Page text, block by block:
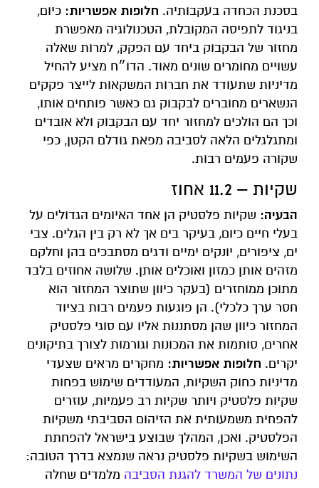
בסכנת הכחדה בעקבותיה. חלופות אפשריות: כיום,
בניגוד לתפיסה המקובלת, הטכנולוגיה מאפשרת
מחזור של הבקבוק ביחד עם הפקק, למרות שאלה
עשויים מחומרים שונים מאוד. הדו״ח מציע להחיל
מדיניות שתעודד את חברות המשקאות לייצר פקקים
הנשארים מחוברים לבקבוק גם כאשר פותחים אותו,
וכך הם הולכים למחזור יחד עם הבקבוק ולא אובדים
ומתגלגלים הלאה לסביבה מפאת גודלם הקטן, כפי
שקורה פעמים רבות.
שקיות – 11.2 אחוז
הבעיה: שקיות פלסטיק הן אחד האיומים הגדולים על
בעלי חיים כיום, בעיקר בים אך לא רק בין הגלים. צבי
ים, ציפורים, יונקים ימיים ודגים מסתבכים בהן וחלקם
מזהים אותן כמזון ואוכלים אותן. שלושה אחוזים בלבד
מתוכן ממוחזרים (בעקר כיוון שתוצר המחזור הוא
חסר ערך כלכלי). הן פוגעות פעמים רבות בציוד
המחזור כיוון שהן מסתננות אליו עם סוגי פלסטיק
אחרים, סותמות את המכונות וגורמות לצורך בתיקונים
יקרים. חלופות אפשריות: מחקרים מראים שצעדי
מדיניות כחוק השקיות, המעודדים שימוש בפחות
שקיות פלסטיק ויותר שקיות רב פעמיות, עוזרים
להפחית משמעותית את הזיהום הסביבתי משקיות
הפלסטיק. ואכן, המהלך שבוצע בישראל להפחתת
השימוש בשקיות פלסטיק נראה שנמצא בדרך הטובה:
נתונים של המשרד להגנת הסביבה מלמדים שחלה